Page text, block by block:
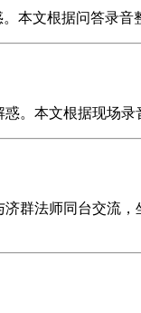
本文根据问答录音
。本文根据现场录
群法师同台交流